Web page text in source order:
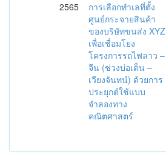
2565
การเลือกทำเลที่ตั้ง
ศูนย์กระจายสินค้า
ของบริษัทขนส่ง XYZ
เพื่อเชื่อมโยง
โครงการรถไฟลาว –
จีน (ช่วงบ่อเต็น –
เวียงจันทน์) ด้วยการ
ประยุกต์ใช้แบบ
จำลองทาง
คณิตศาสตร์